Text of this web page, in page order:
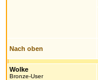
Nach oben
Wolke
Bronze-User